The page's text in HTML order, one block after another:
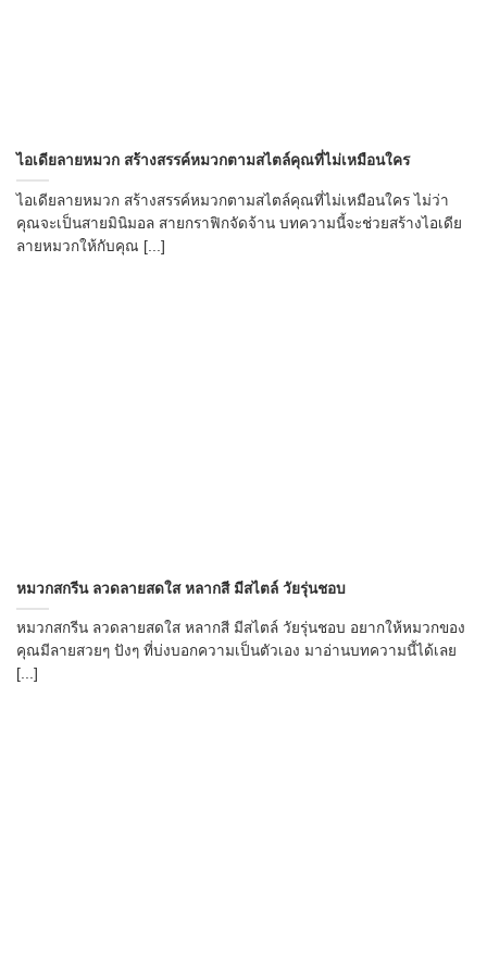
ไอเดียลายหมวก สร้างสรรค์หมวกตามสไตล์คุณที่ไม่เหมือนใคร
ไอเดียลายหมวก สร้างสรรค์หมวกตามสไตล์คุณที่ไม่เหมือนใคร ไม่ว่า
คุณจะเป็นสายมินิมอล สายกราฟิกจัดจ้าน บทความนี้จะช่วยสร้างไอเดีย
ลายหมวกให้กับคุณ [...]
หมวกสกรีน ลวดลายสดใส หลากสี มีสไตล์ วัยรุ่นชอบ
หมวกสกรีน ลวดลายสดใส หลากสี มีสไตล์ วัยรุ่นชอบ อยากให้หมวกของ
คุณมีลายสวยๆ ปังๆ ที่บ่งบอกความเป็นตัวเอง มาอ่านบทความนี้ได้เลย
[...]